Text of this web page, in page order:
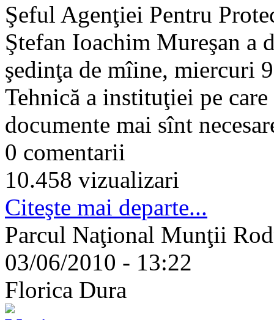
Şeful Agenţiei Pentru
Ştefan Ioachim Mureşan a
şedinţa de mîine, miercuri
Tehnică a instituţiei pe
documente mai sînt
0 comentarii
10.458 vizualizari
Citeşte mai departe...
Parcul Naţional Munţii
03/06/2010 - 13:22
Florica Dura